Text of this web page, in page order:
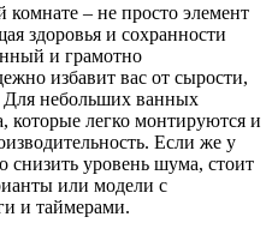
– не просто элемент
здоровья и сохранности
и грамотно
избавит вас от сырости,
Для небольших ванных
которые легко монтируются и
Если же у
снизить уровень шума, стоит
или модели с
и таймерами.